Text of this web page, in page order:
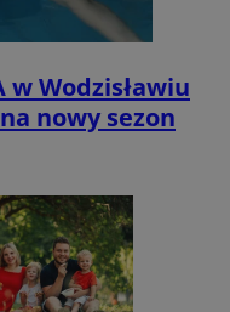
w Wodzisławiu
nowy sezon